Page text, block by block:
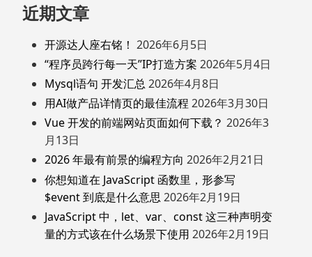
近期文章
开源达人座右铭！ 2026年6月5日
“程序员跨行每一天”IP打造方案 2026年5月4日
Mysql语句 开发汇总 2026年4月8日
用AI做产品详情页的最佳流程 2026年3月30日
Vue 开发的前端网站页面如何下载？ 2026年3
月13日
2026 年最有前景的编程方向 2026年2月21日
你想知道在 JavaScript 函数里，形参写
$event 到底是什么意思 2026年2月19日
JavaScript 中，let、var、const 这三种声明变
量的方式该在什么场景下使用 2026年2月19日